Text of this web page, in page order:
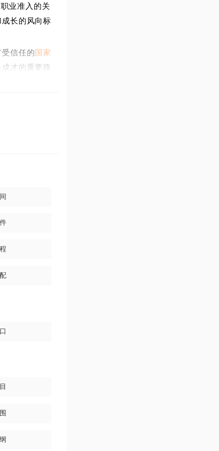
业准入的关
长的风向标
信任的国家
才的重要路
能力。综合